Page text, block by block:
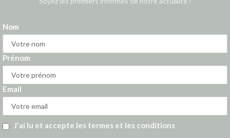
Nom
Prénom
Email
J'ai lu et accepte les termes et les conditions